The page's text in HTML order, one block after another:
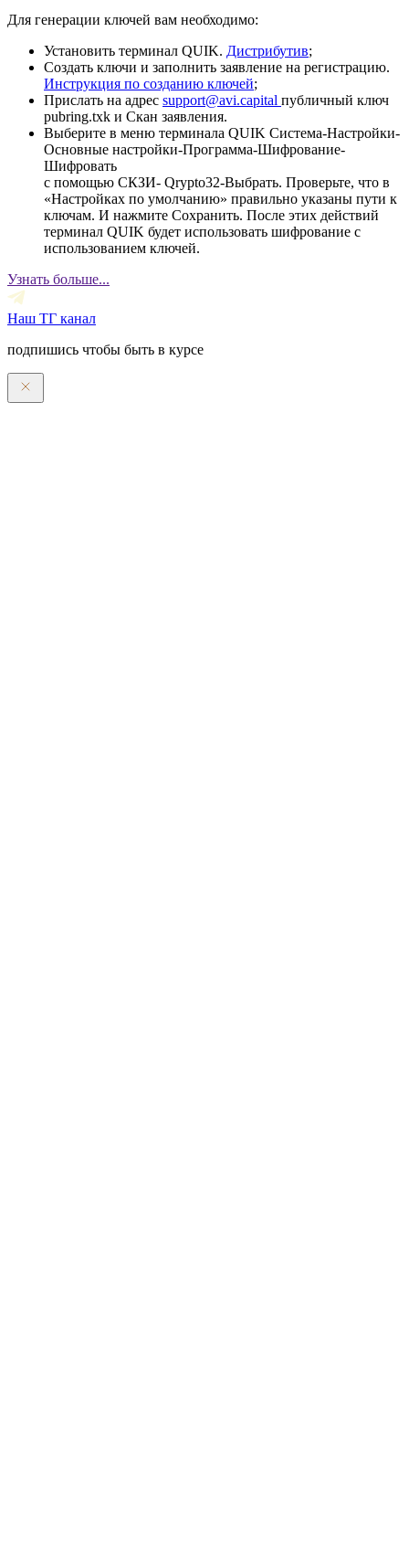
Для генерации ключей вам необходимо:
Установить терминал QUIK. Дистрибутив;
Создать ключи и заполнить заявление на регистрацию.
Инструкция по созданию ключей;
Прислать на адрес support@avi.capital публичный ключ
pubring.txk и Скан заявления.
Выберите в меню терминала QUIK Система-Настройки-
Основные настройки-Программа-Шифрование-
Шифровать
с помощью СКЗИ- Qrypto32-Выбрать. Проверьте, что в
«Настройках по умолчанию» правильно указаны пути к
ключам. И нажмите Сохранить. После этих действий
терминал QUIK будет использовать шифрование с
использованием ключей.
Узнать больше...
Наш ТГ канал
подпишись чтобы быть в курсе